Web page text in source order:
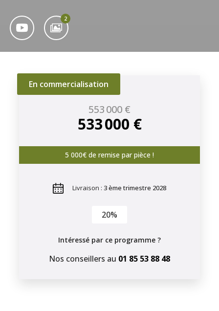
2
En commercialisation
553 000 €
533 000 €
5 000€ de remise par pièce !
Livraison : 3 ème trimestre 2028
20%
Intéressé par ce programme ?
Nos conseillers au 01 85 53 88 48